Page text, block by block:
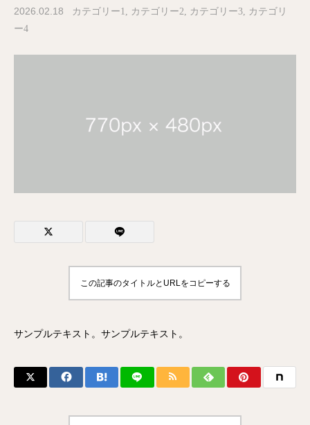
2026.02.18 カテゴリー1 カテゴリー2 カテゴリー3
カテゴリ
ー4
この記事のタイトルとURLをコピーする
サンプルテキスト。サンプルテキスト。